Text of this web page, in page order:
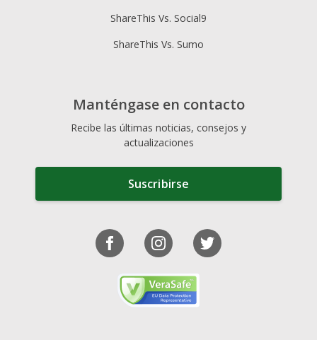
ShareThis Vs. Social9
ShareThis Vs. Sumo
Manténgase en contacto
Recibe las últimas noticias, consejos y
actualizaciones
Suscribirse